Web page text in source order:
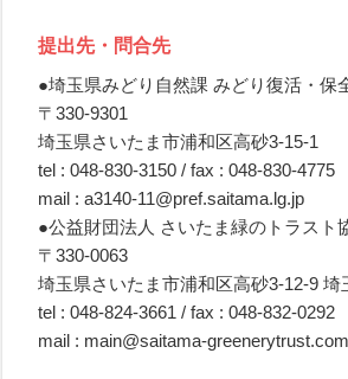
提出先・問合先
●埼玉県みどり自然課 みどり復活・保
〒330-9301
埼玉県さいたま市浦和区高砂3-15-1
tel : 048-830-3150 / fax : 048-830-4775
mail : a3140-11@pref.saitama.lg.jp
●公益財団法人 さいたま緑のトラスト
〒330-0063
埼玉県さいたま市浦和区高砂3-12-9 埼
tel : 048-824-3661 / fax : 048-832-0292
mail : main@saitama-greenerytrust.com